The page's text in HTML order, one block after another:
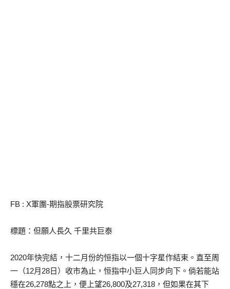
FB : X軍團-期指股票研究院
標題：但願人長久 千里共巨泰
2020年快完結，十二月份的恒指以一個十字星作結束。直至周
一（12月28日）收市為止，恒指中小巨人同步向下。倘若能站
穩在26,278點之上，便上望26,800及27,318，但如果在其下